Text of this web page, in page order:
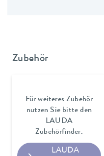
Zubehör
Für weiteres Zubehör
nutzen Sie bitte den
LAUDA
Zubehörfinder.
LAUDA